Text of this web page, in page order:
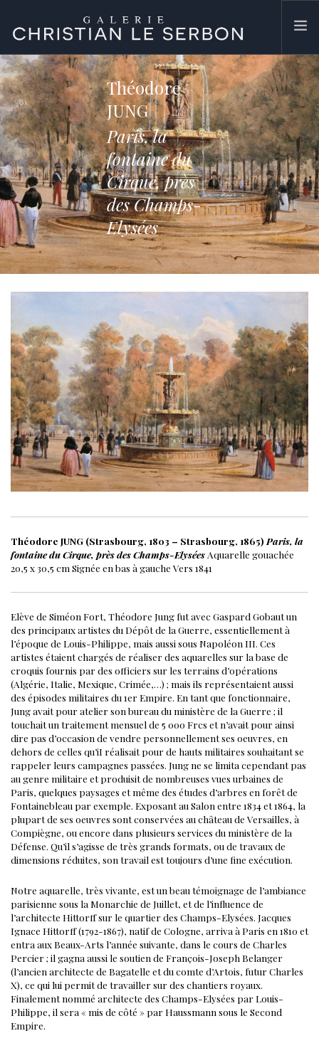
ACCUEIL
ŒUVRES
GALERIE
CONTACT
SEARCH SITE
Théodore
JUNG
Paris, la
fontaine du
Cirque, près
des Champs-
Elysées
Théodore JUNG (Strasbourg, 1803 – Strasbourg, 1865) Paris, la
fontaine du Cirque, près des Champs-Elysées Aquarelle gouachée
20,5 x 30,5 cm Signée en bas à gauche Vers 1841
Elève de Siméon Fort, Théodore Jung fut avec Gaspard Gobaut un
des principaux artistes du Dépôt de la Guerre, essentiellement à
l’époque de Louis-Philippe, mais aussi sous Napoléon III. Ces
artistes étaient chargés de réaliser des aquarelles sur la base de
croquis fournis par des officiers sur les terrains d’opérations
(Algérie, Italie, Mexique, Crimée,…) ; mais ils représentaient aussi
des épisodes militaires du 1er Empire. En tant que fonctionnaire,
Jung avait pour atelier son bureau du ministère de la Guerre ; il
touchait un traitement mensuel de 5 000 Frcs et n’avait pour ainsi
dire pas d’occasion de vendre personnellement ses oeuvres, en
dehors de celles qu’iI réalisait pour de hauts militaires souhaitant se
rappeler leurs campagnes passées. Jung ne se limita cependant pas
au genre militaire et produisit de nombreuses vues urbaines de
Paris, quelques paysages et même des études d’arbres en forêt de
Fontainebleau par exemple. Exposant au Salon entre 1834 et 1864, la
plupart de ses oeuvres sont conservées au château de Versailles, à
Compiègne, ou encore dans plusieurs services du ministère de la
Défense. Qu’il s’agisse de très grands formats, ou de travaux de
dimensions réduites, son travail est toujours d’une fine exécution.
Notre aquarelle, très vivante, est un beau témoignage de l’ambiance
parisienne sous la Monarchie de Juillet, et de l’influence de
l’architecte Hittorff sur le quartier des Champs-Elysées. Jacques
Ignace Hittorff (1792-1867), natif de Cologne, arriva à Paris en 1810 et
entra aux Beaux-Arts l’année suivante, dans le cours de Charles
Percier ; il gagna aussi le soutien de François-Joseph Belanger
(l’ancien architecte de Bagatelle et du comte d’Artois, futur Charles
X), ce qui lui permit de travailler sur des chantiers royaux.
Finalement nommé architecte des Champs-Elysées par Louis-
Philippe, il sera « mis de côté » par Haussmann sous le Second
Empire.